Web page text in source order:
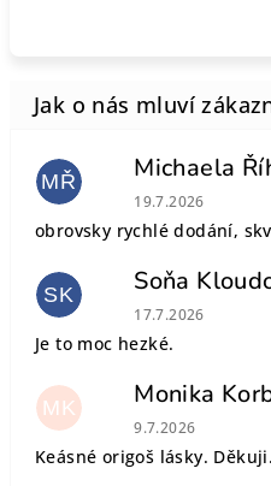
MŘ Michaela
Hodnocení
19.7.2026
obrovsky rychlé dodání,
SK Soňa
Hodnocení
17.7.2026
Je to moc hezké.
MK Monika
Hodnocení
9.7.2026
Keásné origoš lásky. Děkuji.